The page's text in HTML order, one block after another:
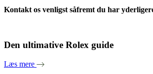
Kontakt os venligst såfremt du har
Den ultimative Rolex guide
Læs mere